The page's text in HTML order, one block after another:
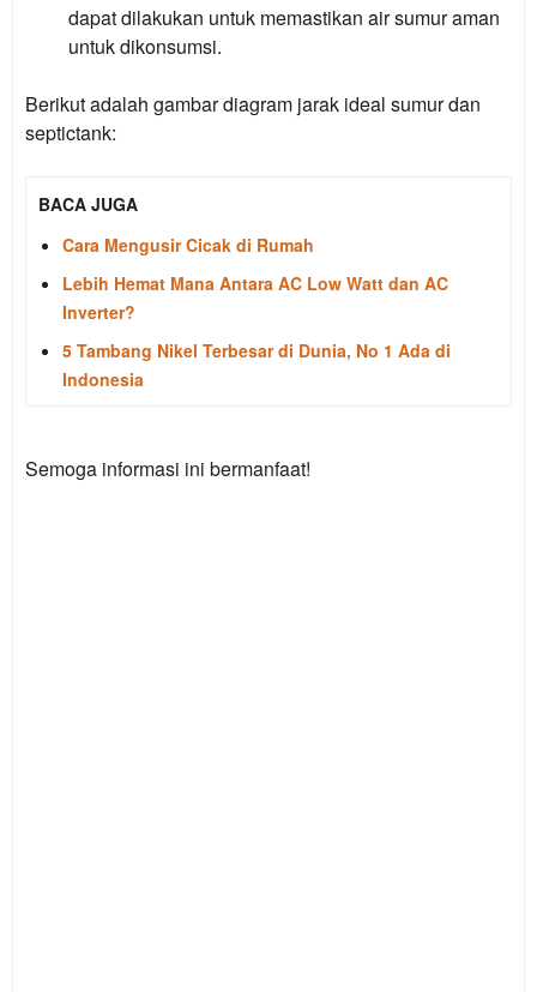
dapat dilakukan untuk memastikan air sumur aman
untuk dikonsumsi.
Berikut adalah gambar diagram jarak ideal sumur dan
septictank:
BACA JUGA
Cara Mengusir Cicak di Rumah
Lebih Hemat Mana Antara AC Low Watt dan AC
Inverter?
5 Tambang Nikel Terbesar di Dunia, No 1 Ada di
Indonesia
Semoga informasi ini bermanfaat!